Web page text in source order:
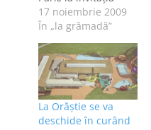
fraţilor Emil şi
Marius Cristescu. O
prietenă care-mi
citeşte blogul şi care
m-a sunat când
eram acolo m-a
întrebat dacă nu
cumva m-am mutat
la Arsenal. Nu m-am
17 noiembrie 2009
În „la grămadă”
La Orăștie se va
deschide în curând